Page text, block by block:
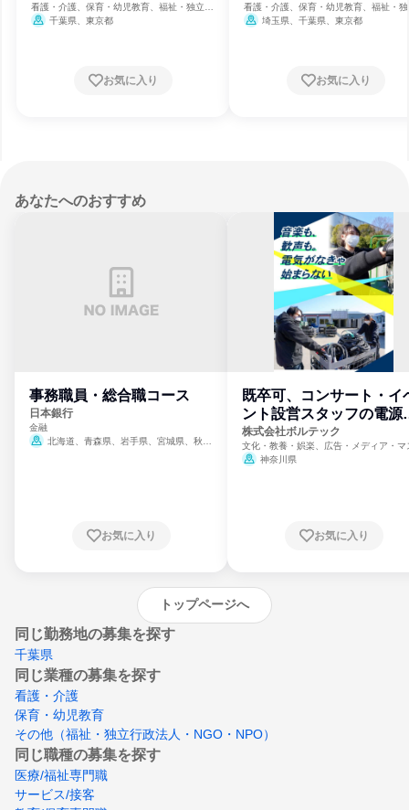
看護・介護、保育・幼児教育、福祉・独立行
政法人・NGO・NPO
千葉県、東京都
お気に入り
看護・介護、保育・幼児教育、福祉・
政法人・NGO・NPO
埼玉県、千葉県、東京都
お気に入り
あなたへのおすすめ
事務職員・総合職コース
日本銀行
金融
北海道、青森県、岩手県、宮城県、秋田
崎県、熊本県、大分県、宮崎県、鹿児島県、
お気に入り
既卒可、コンサート・イ
ント設営スタッフの電源
門
株式会社ボルテック
文化・教養・娯楽、広告・メディア・マ
ミ、電力・ガス・水道・エネルギー
神奈川県
お気に入り
トップページへ
同じ勤務地の募集を探す
千葉県
同じ業種の募集を探す
看護・介護
保育・幼児教育
その他（福祉・独立行政法人・NGO・NPO）
同じ職種の募集を探す
医療/福祉専門職
サービス/接客